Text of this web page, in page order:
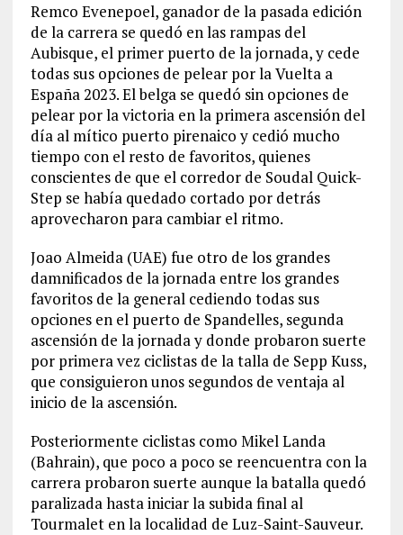
Remco Evenepoel, ganador de la pasada edición
de la carrera se quedó en las rampas del
Aubisque, el primer puerto de la jornada, y cede
todas sus opciones de pelear por la Vuelta a
España 2023. El belga se quedó sin opciones de
pelear por la victoria en la primera ascensión del
día al mítico puerto pirenaico y cedió mucho
tiempo con el resto de favoritos, quienes
conscientes de que el corredor de Soudal Quick-
Step se había quedado cortado por detrás
aprovecharon para cambiar el ritmo.
Joao Almeida (UAE) fue otro de los grandes
damnificados de la jornada entre los grandes
favoritos de la general cediendo todas sus
opciones en el puerto de Spandelles, segunda
ascensión de la jornada y donde probaron suerte
por primera vez ciclistas de la talla de Sepp Kuss,
que consiguieron unos segundos de ventaja al
inicio de la ascensión.
Posteriormente ciclistas como Mikel Landa
(Bahrain), que poco a poco se reencuentra con la
carrera probaron suerte aunque la batalla quedó
paralizada hasta iniciar la subida final al
Tourmalet en la localidad de Luz-Saint-Sauveur.